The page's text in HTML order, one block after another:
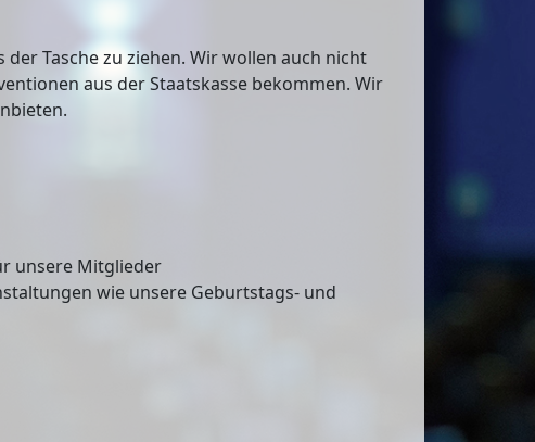
Tasche zu ziehen. Wir wollen auch nicht
aus der Staatskasse bekommen. Wir
unsere Mitglieder
wie unsere Geburtstags- und